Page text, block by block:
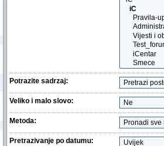
Potrazite sadrzaj:
Veliko i malo slovo:
Metoda:
Pretrazivanje po datumu: